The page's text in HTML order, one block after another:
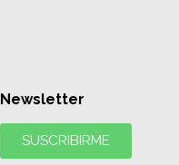
Newsletter
SUSCRIBIRME